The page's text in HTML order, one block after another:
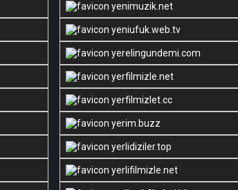
yenimuzik.net
yeniufuk.web.tv
yerelingundemi.com
yerfilmizle.net
yerfilmizlet.cc
yerim.buzz
yerlidiziler.top
yerlifilmizle.net